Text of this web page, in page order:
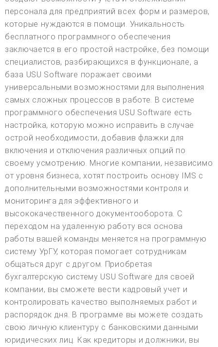
персонала для предприятий всех форм и размеров,
которые нуждаются в помощи. Уникальность
бесплатного программного обеспечения
заключается в его простой настройке, без помощи
специалистов, разбирающихся в функционале, а
база USU Software поражает своими
универсальными возможностями для выполнения
самых сложных процессов в работе. В системе
программного обеспечения USU Software есть
настройка, которую можно исправить в случае
острой необходимости, добавив флажки для
включения и отключения различных опций по
своему усмотрению. Многие компании, независимо
от уровня бизнеса, хотят построить основу IMS с
дополнительными возможностями контроля и
мониторинга для эффективного и
высококачественного документооборота. С
переходом на удаленную работу вся основа
работы вашей команды меняется на программную
систему УрГУ, которая помогает сотрудникам
общаться друг с другом. Приобретая
бухгалтерскую систему USU Software для своей
компании, вы сможете вести кадровый учет и
контролировать качество выполняемых работ и
распорядок дня. В программе вы можете создать
свою личную клиентуру с банковскими данными
юридических лиц. Как кредиторы и должники, вы